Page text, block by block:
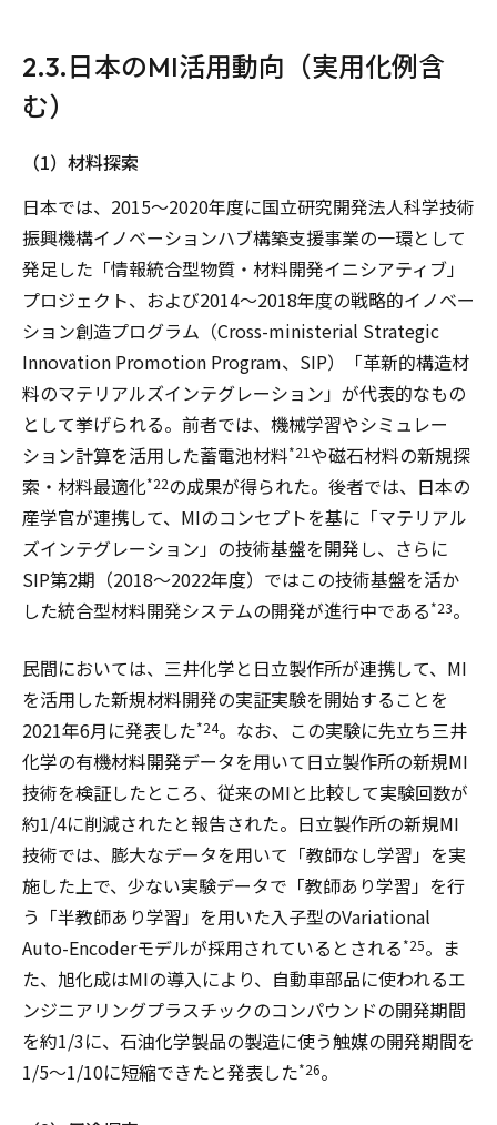
2.3.日本のMI活用動向（実用化例含
む）
（1）材料探索
日本では、2015～2020年度に国立研究開発法人科学技術
振興機構イノベーションハブ構築支援事業の一環として
発足した「情報統合型物質・材料開発イニシアティブ」
プロジェクト、および2014～2018年度の戦略的イノベー
ション創造プログラム（Cross-ministerial Strategic
Innovation Promotion Program、SIP）「革新的構造材
料のマテリアルズインテグレーション」が代表的なもの
として挙げられる。前者では、機械学習やシミュレー
ション計算を活用した蓄電池材料*21や磁石材料の新規探
索・材料最適化*22の成果が得られた。後者では、日本の
産学官が連携して、MIのコンセプトを基に「マテリアル
ズインテグレーション」の技術基盤を開発し、さらに
SIP第2期（2018～2022年度）ではこの技術基盤を活か
した統合型材料開発システムの開発が進行中である*23。
民間においては、三井化学と日立製作所が連携して、MI
を活用した新規材料開発の実証実験を開始することを
2021年6月に発表した*24。なお、この実験に先立ち三井
化学の有機材料開発データを用いて日立製作所の新規MI
技術を検証したところ、従来のMIと比較して実験回数が
約1/4に削減されたと報告された。日立製作所の新規MI
技術では、膨大なデータを用いて「教師なし学習」を実
施した上で、少ない実験データで「教師あり学習」を行
う「半教師あり学習」を用いた入子型のVariational
Auto-Encoderモデルが採用されているとされる*25。ま
た、旭化成はMIの導入により、自動車部品に使われるエ
ンジニアリングプラスチックのコンパウンドの開発期間
を約1/3に、石油化学製品の製造に使う触媒の開発期間を
1/5～1/10に短縮できたと発表した*26。